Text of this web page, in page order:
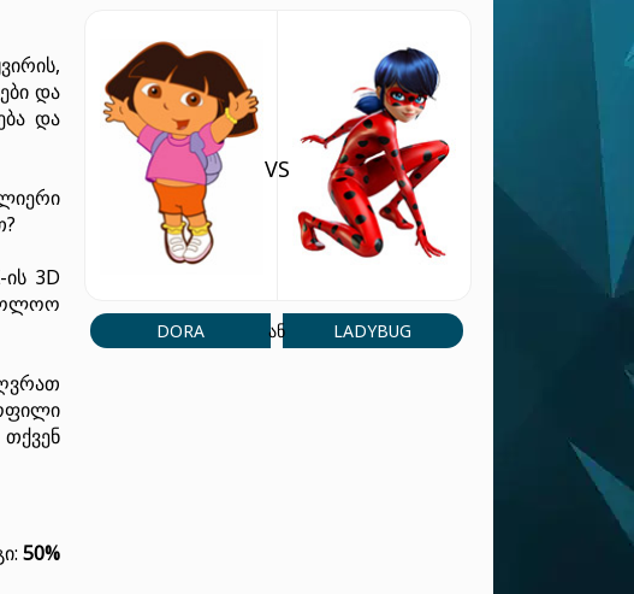
და
და
3D
50%
DORA
VS
ან LADYBUG